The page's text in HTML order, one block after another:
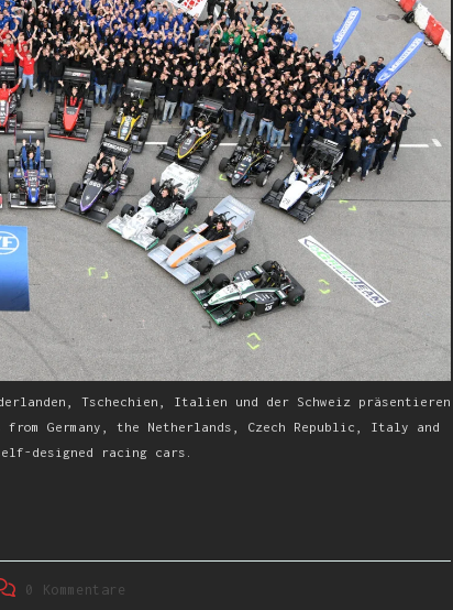
Tschechien, Italien und der Schweiz präsentieren
Germany, the Netherlands, Czech Republic, Italy and
designed racing cars.
0 Kommentare